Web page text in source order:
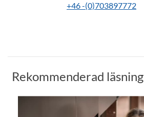
+46 -(0)703897772
Rekommenderad läsning